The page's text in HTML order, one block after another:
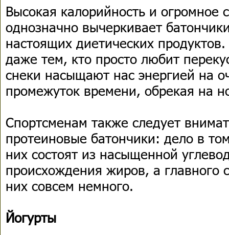
Высокая калорийность и огромное
однозначно вычеркивает
настоящих диетических
даже тем, кто просто любит
снеки насыщают нас энергией на
промежуток времени, обрекая на
Спортсменам также следует
протеиновые батончики: дело в
них состоят из насыщенной
происхождения жиров, а главного
них совсем немного.
Йогурты